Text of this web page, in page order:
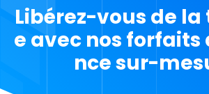
Libérez-vous de
e avec nos forfaits
nce sur-